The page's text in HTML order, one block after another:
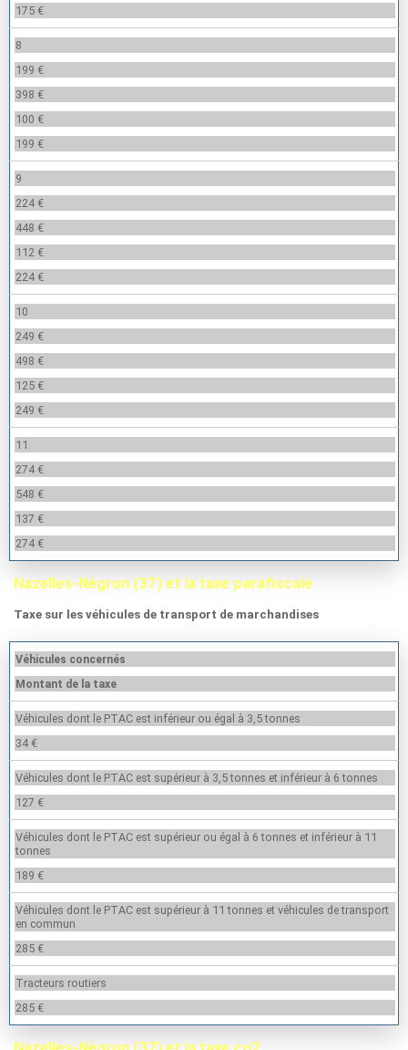
175 €
8
199 €
398 €
100 €
199 €
9
224 €
448 €
112 €
224 €
10
249 €
498 €
125 €
249 €
11
274 €
548 €
137 €
274 €
Nazelles-Négron (37) et la taxe parafiscale
Taxe sur les véhicules de transport de marchandises
Véhicules concernés
Montant de la taxe
Véhicules dont le PTAC est inférieur ou égal à 3,5 tonnes
34 €
Véhicules dont le PTAC est supérieur à 3,5 tonnes et inférieur à 6 tonnes
127 €
Véhicules dont le PTAC est supérieur ou égal à 6 tonnes et inférieur à 11
tonnes
189 €
Véhicules dont le PTAC est supérieur à 11 tonnes et véhicules de transport
en commun
285 €
Tracteurs routiers
285 €